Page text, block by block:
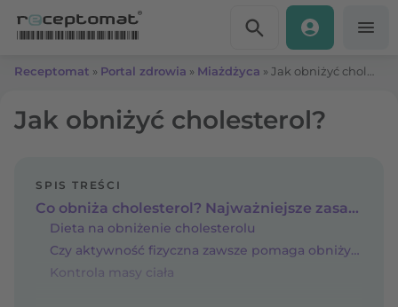
Receptomat » Portal zdrowia » Miażdżyca »
Jak obniżyć cholesterol?
SPIS TREŚCI
Co obniża cholesterol? Najważniejsze zasady
Dieta na obniżenie cholesterolu
Czy aktywność fizyczna zawsze pomaga obniżyć cholesterol?
Kontrola masy ciała